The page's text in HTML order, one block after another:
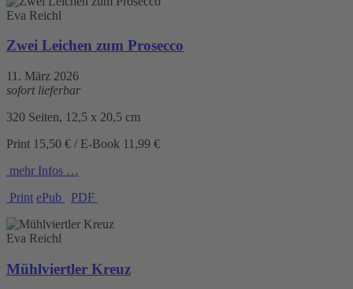
Eva Reichl
Zwei Leichen zum Prosecco
11. März 2026
sofort lieferbar
320 Seiten, 12,5 x 20,5 cm
Print 15,50 € / E-Book 11,99 €
mehr Infos …
Print ePub PDF
Eva Reichl
Mühlviertler Kreuz